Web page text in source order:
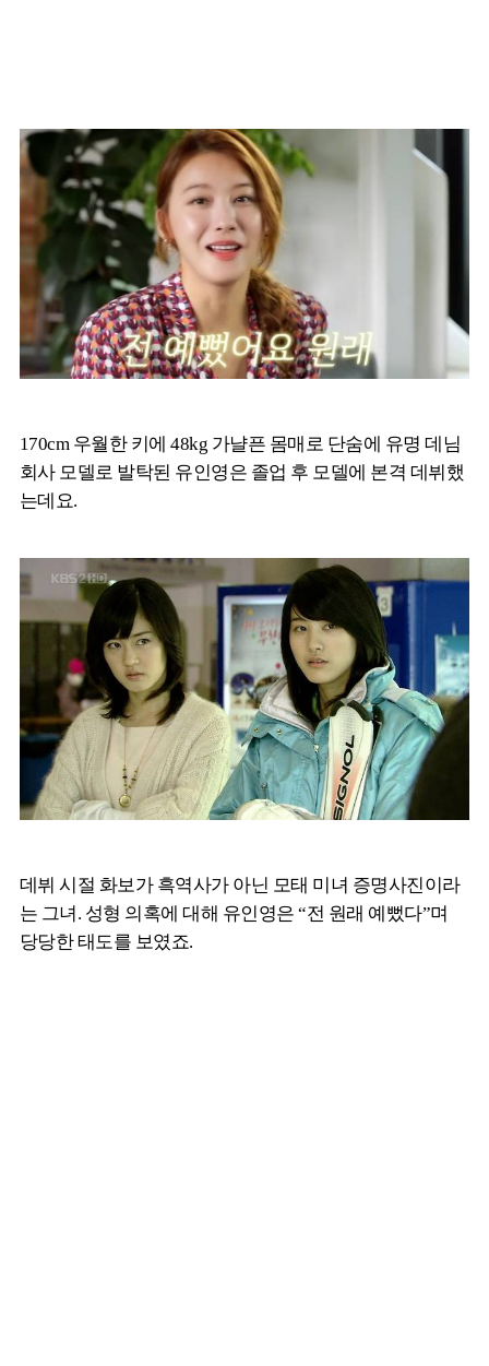
170cm 우월한 키에 48kg 가냘픈 몸매로 단숨에 유명 데님
회사 모델로 발탁된 유인영은 졸업 후 모델에 본격 데뷔했
는데요.
데뷔 시절 화보가 흑역사가 아닌 모태 미녀 증명사진이라
는 그녀. 성형 의혹에 대해 유인영은 “전 원래 예뻤다”며
당당한 태도를 보였죠.